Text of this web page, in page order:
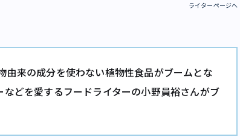
ライターページへ
来の成分を使わない植物性食品がブームとな
どを愛するフードライターの小野員裕さんがブ